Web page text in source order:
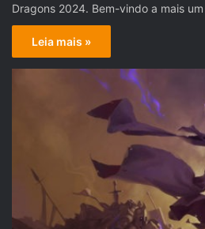
Dragons 2024. Bem-vindo a mais
Leia mais »